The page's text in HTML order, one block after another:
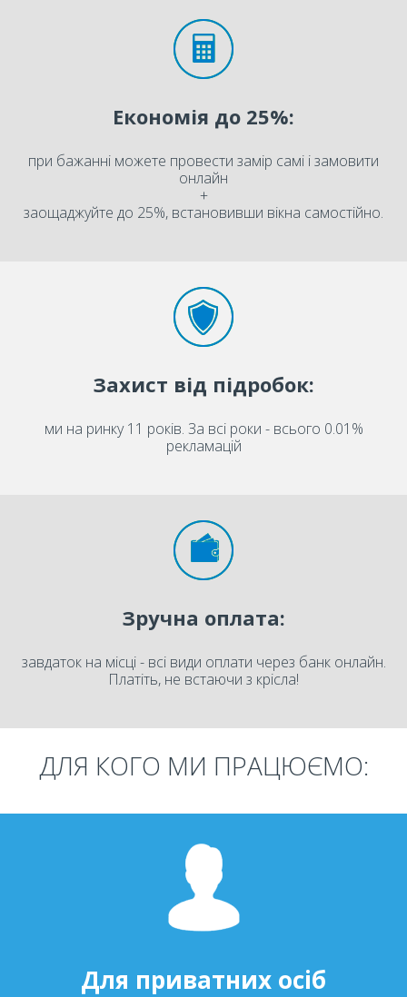
Економія до 25%:
при бажанні можете провести замір самі і замовити
онлайн
+
заощаджуйте до 25%, встановивши вікна самостійно.
Захист від підробок:
ми на ринку 11 років. За всі роки - всього 0.01%
рекламацій
Зручна оплата:
завдаток на місці - всі види оплати через банк онлайн.
Платіть, не встаючи з крісла!
ДЛЯ КОГО МИ ПРАЦЮЄМО:
Для приватних осіб